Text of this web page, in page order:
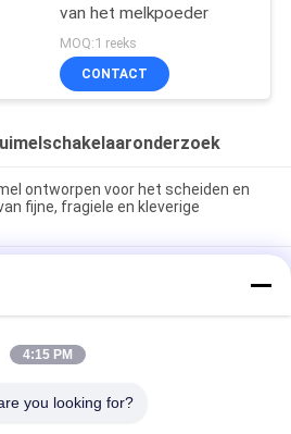
van het melkpoeder
MOQ:1 reeks
CONTACT
ontworpen voor het scheiden en
fijne, fragiele en kleverige
voor eenvoudig onderhoud
fijne en kleverige materialen in
Biedt Meerlaagse
en Stabiele Werking met Lage
4:15 PM
you looking for?